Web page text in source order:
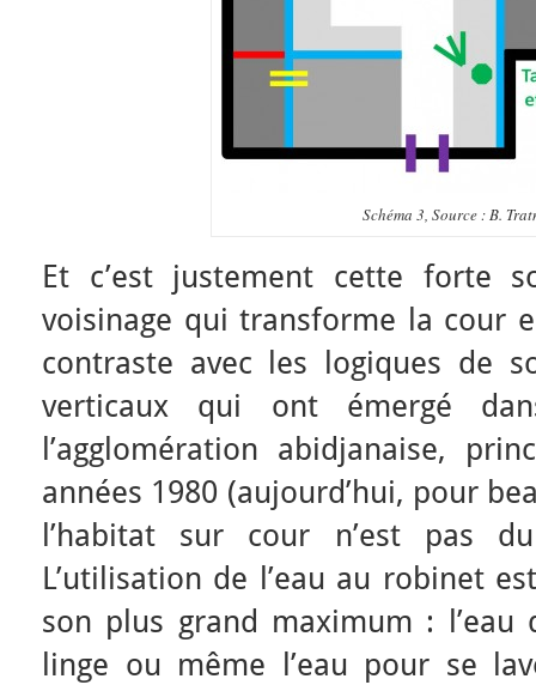
Schéma 3, Source : B.
Et c’est justement cette forte
voisinage qui transforme la cour
contraste avec les logiques de
verticaux qui ont émergé
l’agglomération abidjanaise,
années 1980 (aujourd’hui, pour
l’habitat sur cour n’est pas
L’utilisation de l’eau au robinet
son plus grand maximum : l’eau
linge ou même l’eau pour se